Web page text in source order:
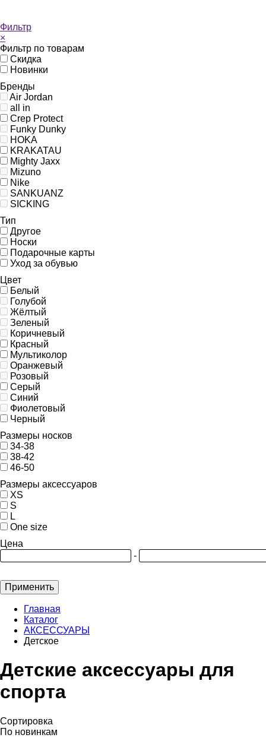
Фильтр
×
Фильтр по товарам
Скидка
Новинки
Бренды
Air Jordan
all in
Crep Protect
Funky Dunky
HOKA
KRAKATAU
Mighty Jaxx
Mizuno
Nike
SANKUANZ
SICKING
Тип
Другое
Носки
Подарочные карты
Уход за обувью
Цвет
Белый
Голубой
Жёлтый
Зеленый
Коричневый
Красный
Мультиколор
Оранжевый
Розовый
Серый
Синий
Фиолетовый
Черный
Размеры носков
34-38
38-42
46-50
Размеры аксессуаров
XS
S
L
One size
Цена
-
Применить
Главная
Каталог
АКСЕССУАРЫ
Детское
Детские аксессуары для
спорта
Сортировка
По новинкам